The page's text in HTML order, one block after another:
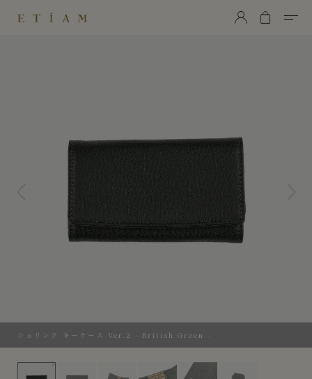
シュリンク キーケース Ver.2 - British Green -
シュリンク キーケース Ver.2 - British Green -